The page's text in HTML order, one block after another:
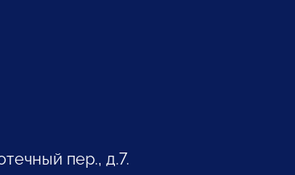
пер., д.7.